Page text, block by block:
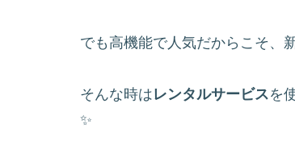
でも高機能で人気だからこそ、
そんな時はレンタルサービスを
✨